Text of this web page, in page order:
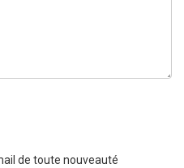
de toute nouveauté